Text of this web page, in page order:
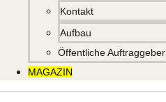
Kontakt
Aufbau
Öffentliche Auftraggeber
MAGAZIN